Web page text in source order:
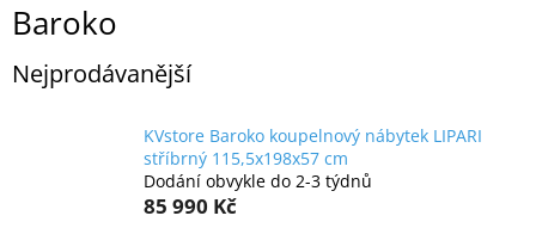
Baroko
Nejprodávanější
KVstore Baroko koupelnový nábytek LIPARI
stříbrný 115,5x198x57 cm
Dodání obvykle do 2-3 týdnů
85 990 Kč